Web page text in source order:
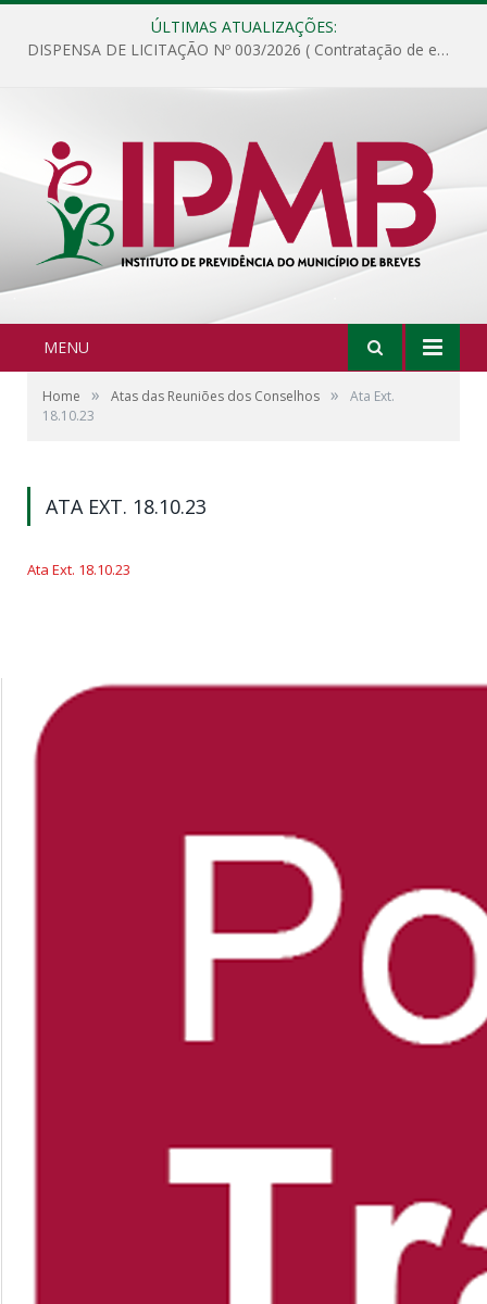
ÚLTIMAS ATUALIZAÇÕES:
DISPENSA DE LICITAÇÃO Nº 003/2026 ( Contratação de empresa para fornecimento de gêneros alimentícios não perecíveis, materiais de expediente, descartáveis, copa e cozinha, para análise e posterior publicação.)
MENU
Home » Atas das Reuniões dos Conselhos »
Ata Ext.
18.10.23
ATA EXT. 18.10.23
Ata Ext. 18.10.23